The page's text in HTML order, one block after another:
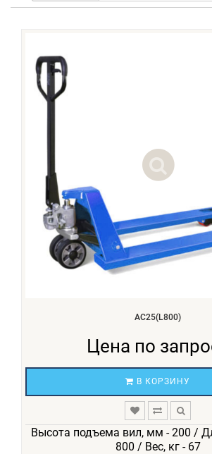
АС25(L800)
Цена по
В КОРЗИНУ
Высота подъема вил, мм - 200 /
800 / Вес, кг - 67